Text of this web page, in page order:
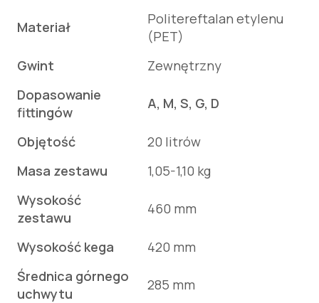
Materiał
Politereftalan etylenu
(PET)
Gwint
Zewnętrzny
Dopasowanie
fittingów
А, М, S, G, D
Objętość
20 litrów
Masa zestawu
1,05-1,10 kg
Wysokość
zestawu
460 mm
Wysokość kega
420 mm
Średnica górnego
uchwytu
285 mm